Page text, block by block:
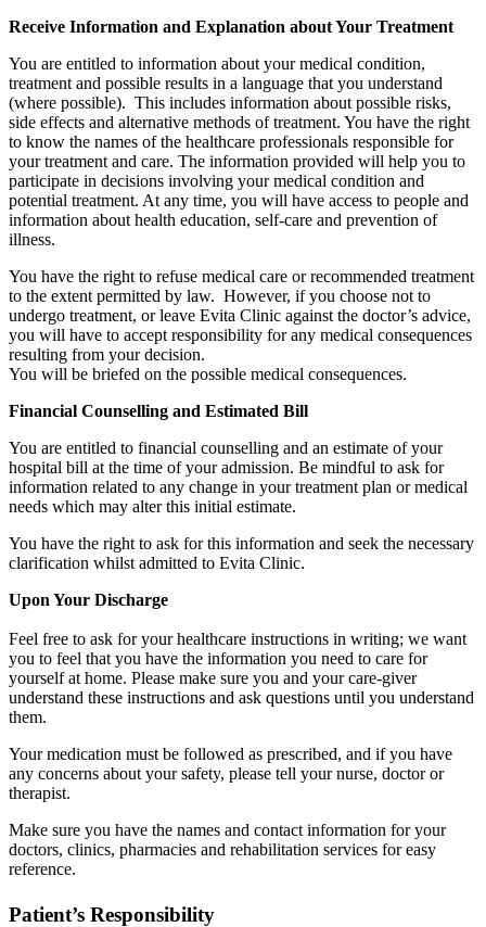
Receive Information and Explanation about Your Treatment
You are entitled to information about your medical condition,
treatment and possible results in a language that you understand
(where possible). This includes information about possible risks,
side effects and alternative methods of treatment. You have the right
to know the names of the healthcare professionals responsible for
your treatment and care. The information provided will help you to
participate in decisions involving your medical condition and
potential treatment. At any time, you will have access to people and
information about health education, self-care and prevention of
illness.
You have the right to refuse medical care or recommended treatment
to the extent permitted by law. However, if you choose not to
undergo treatment, or leave Evita Clinic against the doctor’s advice,
you will have to accept responsibility for any medical consequences
resulting from your decision.
You will be briefed on the possible medical consequences.
Financial Counselling and Estimated Bill
You are entitled to financial counselling and an estimate of your
hospital bill at the time of your admission. Be mindful to ask for
information related to any change in your treatment plan or medical
needs which may alter this initial estimate.
You have the right to ask for this information and seek the necessary
clarification whilst admitted to Evita Clinic.
Upon Your Discharge
Feel free to ask for your healthcare instructions in writing; we want
you to feel that you have the information you need to care for
yourself at home. Please make sure you and your care-giver
understand these instructions and ask questions until you understand
them.
Your medication must be followed as prescribed, and if you have
any concerns about your safety, please tell your nurse, doctor or
therapist.
Make sure you have the names and contact information for your
doctors, clinics, pharmacies and rehabilitation services for easy
reference.
Patient’s Responsibility